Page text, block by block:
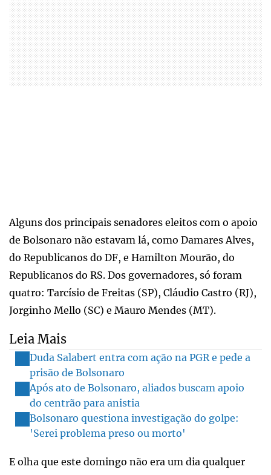
Alguns dos principais senadores eleitos com o apoio
de Bolsonaro não estavam lá, como Damares Alves,
do Republicanos do DF, e Hamilton Mourão, do
Republicanos do RS. Dos governadores, só foram
quatro: Tarcísio de Freitas (SP), Cláudio Castro (RJ),
Jorginho Mello (SC) e Mauro Mendes (MT).
Leia Mais
Duda Salabert entra com ação na PGR e pede a
prisão de Bolsonaro
Após ato de Bolsonaro, aliados buscam apoio
do centrão para anistia
Bolsonaro questiona investigação do golpe:
'Serei problema preso ou morto'
E olha que este domingo não era um dia qualquer